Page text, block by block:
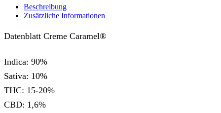
Beschreibung
Zusätzliche Informationen
Datenblatt Creme Caramel®
Indica: 90%
Sativa: 10%
THC: 15-20%
CBD: 1,6%